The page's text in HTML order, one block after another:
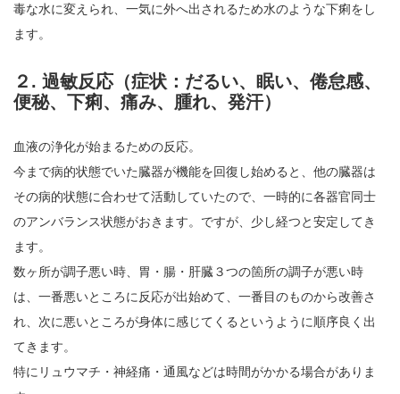
毒な水に変えられ、一気に外へ出されるため水のような下痢をし
ます。
２. 過敏反応（症状：だるい、眠い、倦怠感、
便秘、下痢、痛み、腫れ、発汗）
血液の浄化が始まるための反応。
今まで病的状態でいた臓器が機能を回復し始めると、他の臓器は
その病的状態に合わせて活動していたので、一時的に各器官同士
のアンバランス状態がおきます。ですが、少し経つと安定してき
ます。
数ヶ所が調子悪い時、胃・腸・肝臓３つの箇所の調子が悪い時
は、一番悪いところに反応が出始めて、一番目のものから改善さ
れ、次に悪いところが身体に感じてくるというように順序良く出
てきます。
特にリュウマチ・神経痛・通風などは時間がかかる場合がありま